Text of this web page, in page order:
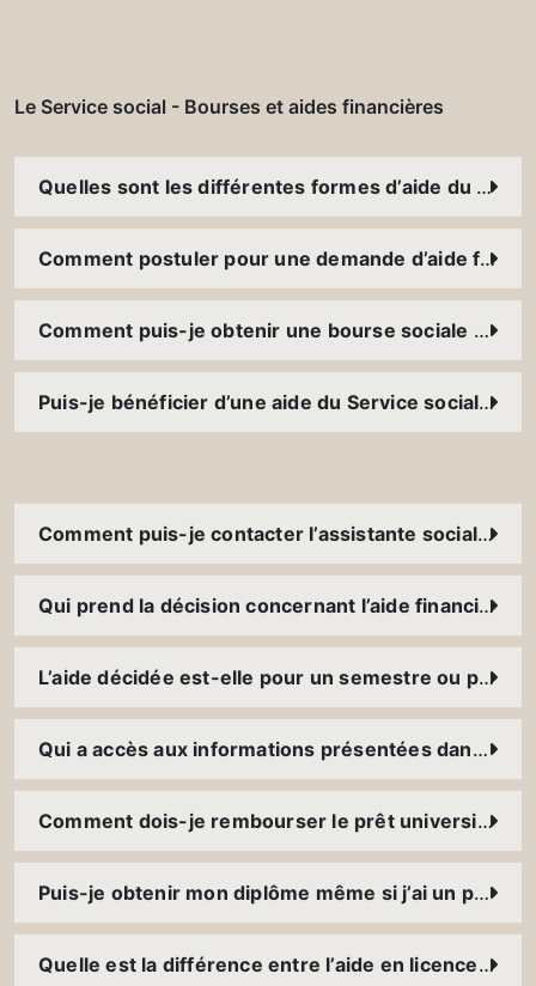
Le Service social - Bourses et aides financières
Quelles sont les différentes formes d’aide du Service social ? Est-ce que je peux bénéficier de plusieurs aides en même temps ?
Comment postuler pour une demande d’aide financière ?
Comment puis-je obtenir une bourse sociale ? À qui accordez-vous des bourses ?
Puis-je bénéficier d’une aide du Service social parallèlement à l’aide d’une fondation externe ou d’une bourse accordée par l’Université (bourse d’excellence, bourse Magis, etc.) ?
Comment puis-je contacter l’assistante sociale ?
Qui prend la décision concernant l’aide financière accordée
L’aide décidée est-elle pour un semestre ou pour tout le cursus ?
Qui a accès aux informations présentées dans le dossier social ?
Comment dois-je rembourser le prêt universitaire ? Dois-je payer des intérêts ? Quelle garantie faut-il présenter ?
Puis-je obtenir mon diplôme même si j’ai un prêt à rembourser ?
Quelle est la différence entre l’aide en licence et celle en master ?